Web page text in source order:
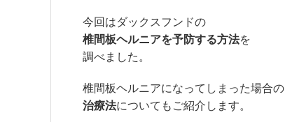
今回はダックスフンドの
椎間板ヘルニアを予防する方法を
調べました。
椎間板ヘルニアになってしまった場合の
治療法についてもご紹介します。